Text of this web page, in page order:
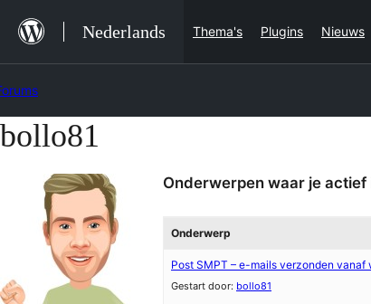
naar
de
inhoud
Nederlands Thema's Plugins Nieuws
Ga
inhoud
bollo81
Onderwerpen waar je actief
Onderwerp
Post SMPT – e-mails verzonden
Gestart door: bollo81